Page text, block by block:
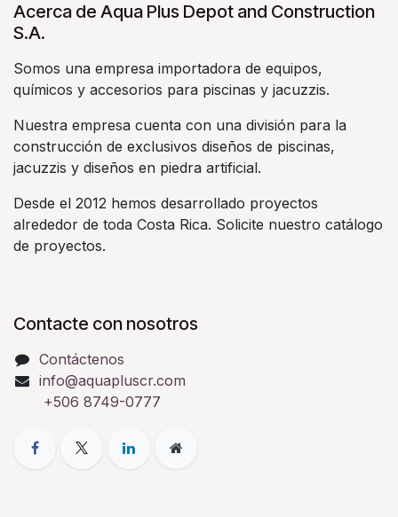
Acerca de Aqua Plus Depot and Construction
S.A.
Somos una empresa importadora de equipos,
químicos y accesorios para piscinas y jacuzzis.
Nuestra empresa cuenta con una división para la
construcción de exclusivos diseños de piscinas,
jacuzzis y diseños en piedra artificial.
Desde el 2012 hemos desarrollado proyectos
alrededor de toda Costa Rica. Solicite nuestro catálogo
de proyectos.
Contacte con nosotros
Contáctenos
info@aquapluscr.com
+506 8749-0777